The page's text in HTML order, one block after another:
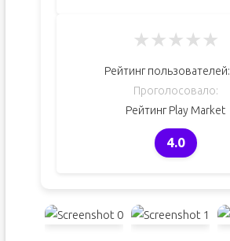
★★★★★
Рейтинг пользователей:
Проголосовало:
Рейтинг Play Market
4.0